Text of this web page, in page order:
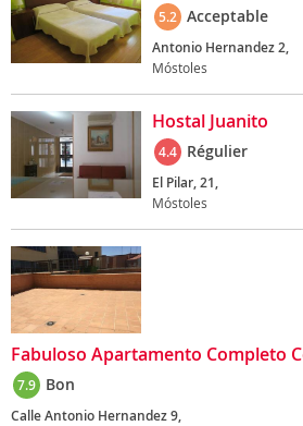
5.2 Acceptable
Antonio Hernandez 2,
Móstoles
Hostal Juanito
4.4 Régulier
El Pilar, 21,
Móstoles
Fabuloso Apartamento Completo
7.9 Bon
Calle Antonio Hernandez 9,